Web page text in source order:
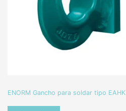
ENORM Gancho para soldar tipo EAHK